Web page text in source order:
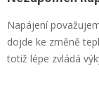
Napájení
dojde ke změně
totiž lépe zvládá